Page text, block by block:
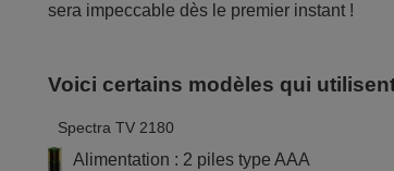
sera impeccable dès le premier instant !
Voici certains modèles qui
Spectra TV 2180
Alimentation : 2 piles type AAA